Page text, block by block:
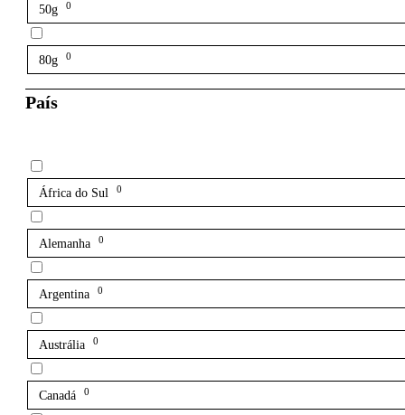
50g 0
80g 0
País
África do Sul 0
Alemanha 0
Argentina 0
Austrália 0
Canadá 0